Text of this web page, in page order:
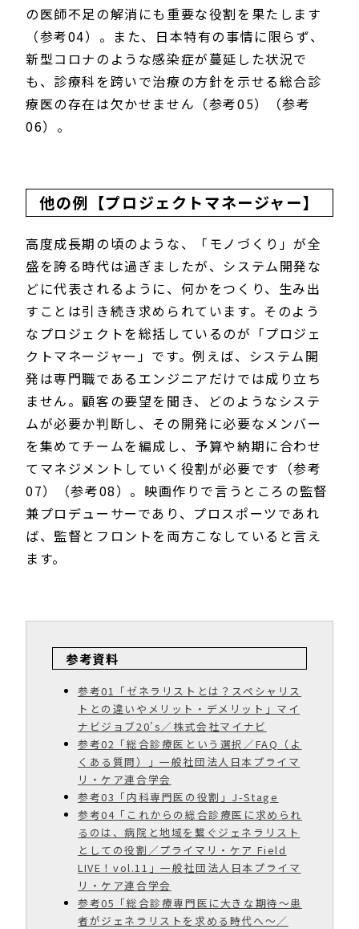
の医師不足の解消にも重要な役割を果たします
（参考04）。また、日本特有の事情に限らず、
新型コロナのような感染症が蔓延した状況で
も、診療科を跨いで治療の方針を示せる総合診
療医の存在は欠かせません（参考05）（参考
06）。
他の例【プロジェクトマネージャー】
高度成長期の頃のような、「モノづくり」が全
盛を誇る時代は過ぎましたが、システム開発な
どに代表されるように、何かをつくり、生み出
すことは引き続き求められています。そのよう
なプロジェクトを総括しているのが「プロジェ
クトマネージャー」です。例えば、システム開
発は専門職であるエンジニアだけでは成り立ち
ません。顧客の要望を聞き、どのようなシステ
ムが必要か判断し、その開発に必要なメンバー
を集めてチームを編成し、予算や納期に合わせ
てマネジメントしていく役割が必要です（参考
07）（参考08）。映画作りで言うところの監督
兼プロデューサーであり、プロスポーツであれ
ば、監督とフロントを両方こなしていると言え
ます。
参考資料
参考01「ゼネラリストとは？スペシャリス
トとの違いやメリット・デメリット」マイ
ナビジョブ20’s／株式会社マイナビ
参考02「総合診療医という選択／FAQ（よ
くある質問）」一般社団法人日本プライマ
リ・ケア連合学会
参考03「内科専門医の役割」J-Stage
参考04「これからの総合診療医に求められ
るのは、病院と地域を繋ぐジェネラリスト
としての役割／プライマリ・ケア Field
LIVE！vol.11」一般社団法人日本プライマ
リ・ケア連合学会
参考05「総合診療専門医に大きな期待～患
者がジェネラリストを求める時代へ～／